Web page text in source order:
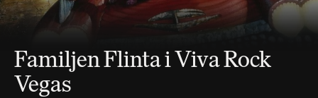
Familjen Flinta i Viva Rock
Vegas